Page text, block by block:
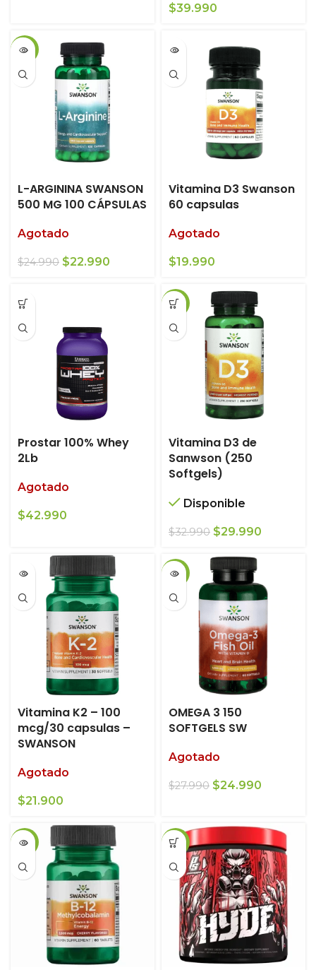
$39.990
-8%
L-ARGININA SWANSON
500 MG 100 CÁPSULAS
Agotado
$24.990 El
$24.990.
$22.990
Vitamina D3 Swanson
60 capsulas
Agotado
$19.990
Prostar 100% Whey
2Lb
Agotado
$42.990
-9%
Vitamina D3 de
Sanwson (250
Softgels)
Disponible
$32.990 El
original
era:
$32.990.
$29.990
$29.990.
Vitamina K2 – 100
mcg/30 capsulas –
SWANSON
Agotado
$21.900
-11%
OMEGA 3 150
SOFTGELS SW
Agotado
$27.990 El
era:
$27.990.
$24.990
es:
$24.990.
-21% -8%